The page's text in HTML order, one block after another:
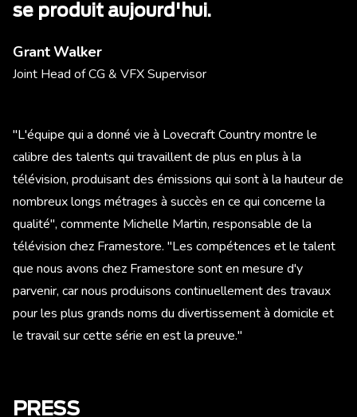
se produit aujourd'hui.
Grant Walker
Joint Head of CG & VFX Supervisor
"L'équipe qui a donné vie à Lovecraft Country montre le
calibre des talents qui travaillent de plus en plus à la
télévision, produisant des émissions qui sont à la hauteur de
nombreux longs métrages à succès en ce qui concerne la
qualité", commente Michelle Martin, responsable de la
télévision chez Framestore. "Les compétences et le talent
que nous avons chez Framestore sont en mesure d'y
parvenir, car nous produisons continuellement des travaux
pour les plus grands noms du divertissement à domicile et
le travail sur cette série en est la preuve."
PRESS